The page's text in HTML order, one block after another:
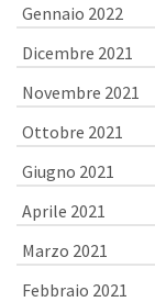
Gennaio 2022
Dicembre 2021
Novembre 2021
Ottobre 2021
Giugno 2021
Aprile 2021
Marzo 2021
Febbraio 2021